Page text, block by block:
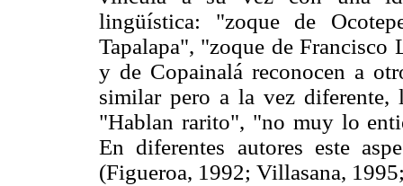
lingüística: "zoque de
Tapalapa", "zoque de Francisco
y de Copainalá reconocen a
similar pero a la vez diferente,
"Hablan rarito", "no muy lo
En diferentes autores este
(Figueroa, 1992; Villasana,